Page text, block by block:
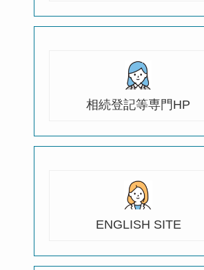
相続登記等専門HP
ENGLISH SITE